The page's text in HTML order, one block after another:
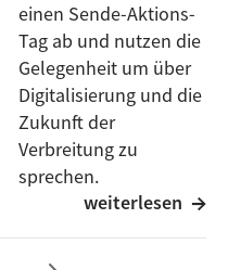
einen Sende-Aktions-
Tag ab und nutzen die
Gelegenheit um über
Digitalisierung und die
Zukunft der
Verbreitung zu
sprechen.
weiterlesen
ächs
Seit
e ›